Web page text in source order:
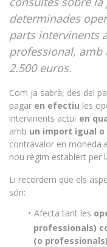
determinades
parts intervinents
professional,
2.500 euros.
Com ja sabrà, des del
pagar en efectiu les
intervinents actuï en
amb un import igual o
contravalor en moneda
nou règim establert per
Li recordem que els
són:
Afecta tant les
professionals)
(o